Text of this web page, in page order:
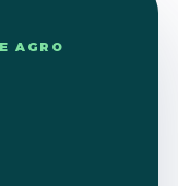
AGRO